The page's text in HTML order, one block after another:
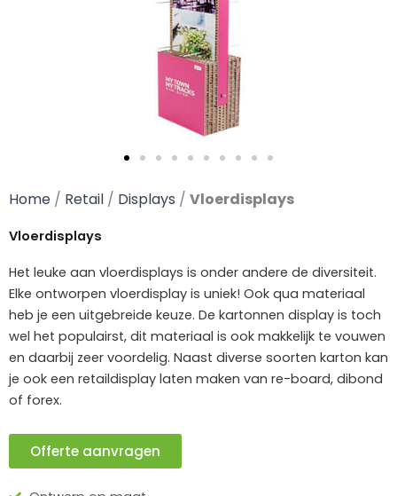
Home / Retail / Displays / Vloerdisplays
Vloerdisplays
Het leuke aan vloerdisplays is onder andere de diversiteit.
Elke ontworpen vloerdisplay is uniek! Ook qua materiaal
heb je een uitgebreide keuze. De kartonnen display is toch
wel het populairst, dit materiaal is ook makkelijk te vouwen
en daarbij zeer voordelig. Naast diverse soorten karton kan
je ook een retaildisplay laten maken van re-board, dibond
of forex.
Offerte aanvragen